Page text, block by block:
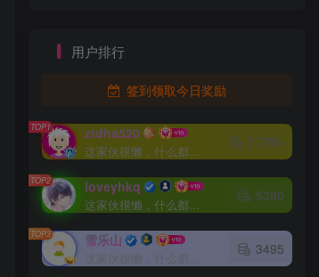
用户排行
签到领取今日奖励
TOP1 ztdha520
这家伙很懒，什么都没有写...
7.7W+
TOP2 loveyhkq
这家伙很懒，什么都没有写...
5380
TOP3 雪乐山
这家伙很懒，什么都没有写...
3495